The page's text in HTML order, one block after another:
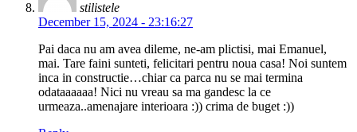
stilistele
December 15, 2024 - 23:16:27
Pai daca nu am avea dileme, ne-am plictisi, mai Emanuel,
mai. Tare faini sunteti, felicitari pentru noua casa! Noi suntem
inca in constructie…chiar ca parca nu se mai termina
odataaaaaa! Nici nu vreau sa ma gandesc la ce
urmeaza..amenajare interioara :)) crima de buget :))